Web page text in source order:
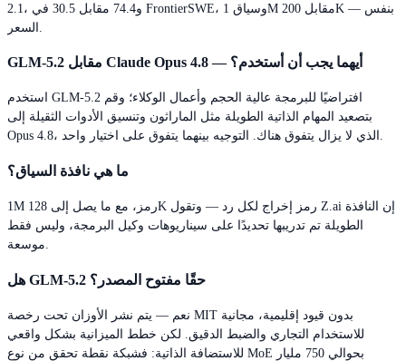
2.1، و74.4 مقابل 30.5 في FrontierSWE، وسياق 1M مقابل 200K — بنفس
GLM-5.2 مقابل Claude Opus 4.8 — أيهما يجب أن أستخدم؟
استخدم GLM-5.2 افتراضيًا للبرمجة عالية الحجم وأعمال الوكلاء؛ وقم
بتصعيد المهام الذاتية الطويلة مثل الماراثون وتنسيق الأدوات الثقيلة إلى
Opus 4.8، الذي لا يزال يتفوق هناك. التوجيه بينهما يتفوق على اختيار واحد.
ما هي نافذة السياق؟
1M رمز، مع ما يصل إلى 128K رمز إخراج لكل رد — وتقول Z.ai إن النافذة
الطويلة تم تدريبها تحديدًا على سيناريوهات وكيل البرمجة، وليس فقط
موسعة.
هل GLM-5.2 حقًا مفتوح المصدر؟
نعم — يتم نشر الأوزان تحت رخصة MIT بدون قيود إقليمية، مجانية
للاستخدام التجاري والضبط الدقيق. لكن خطط الميزانية بشكل واقعي
للاستضافة الذاتية: فشبكة نقطة تحقق من نوع MoE بحوالي 750 مليار